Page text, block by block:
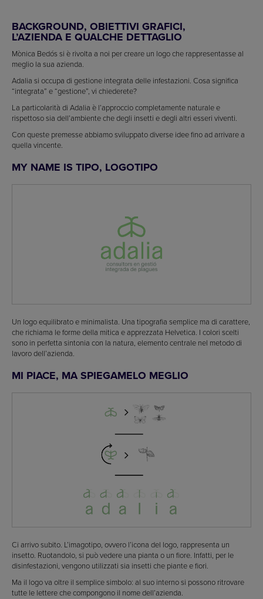
BACKGROUND, OBIETTIVI GRAFICI,
L’AZIENDA E QUALCHE DETTAGLIO
Mònica Bedós si è rivolta a noi per creare un logo che rappresentasse al
meglio la sua azienda.
Adalia si occupa di gestione integrata delle infestazioni. Cosa significa
“integrata” e “gestione”, vi chiederete?
La particolarità di Adalia è l’approccio completamente naturale e
rispettoso sia dell’ambiente che degli insetti e degli altri esseri viventi.
Con queste premesse abbiamo sviluppato diverse idee fino ad arrivare a
quella vincente.
MY NAME IS TIPO, LOGOTIPO
Un logo equilibrato e minimalista. Una tipografia semplice ma di carattere,
che richiama le forme della mitica e apprezzata Helvetica. I colori scelti
sono in perfetta sintonia con la natura, elemento centrale nel metodo di
lavoro dell’azienda.
MI PIACE, MA SPIEGAMELO MEGLIO
Ci arrivo subito. L’imagotipo, ovvero l’icona del logo, rappresenta un
insetto. Ruotandolo, si può vedere una pianta o un fiore. Infatti, per le
disinfestazioni, vengono utilizzati sia insetti che piante e fiori.
Ma il logo va oltre il semplice simbolo: al suo interno si possono ritrovare
tutte le lettere che compongono il nome dell’azienda.